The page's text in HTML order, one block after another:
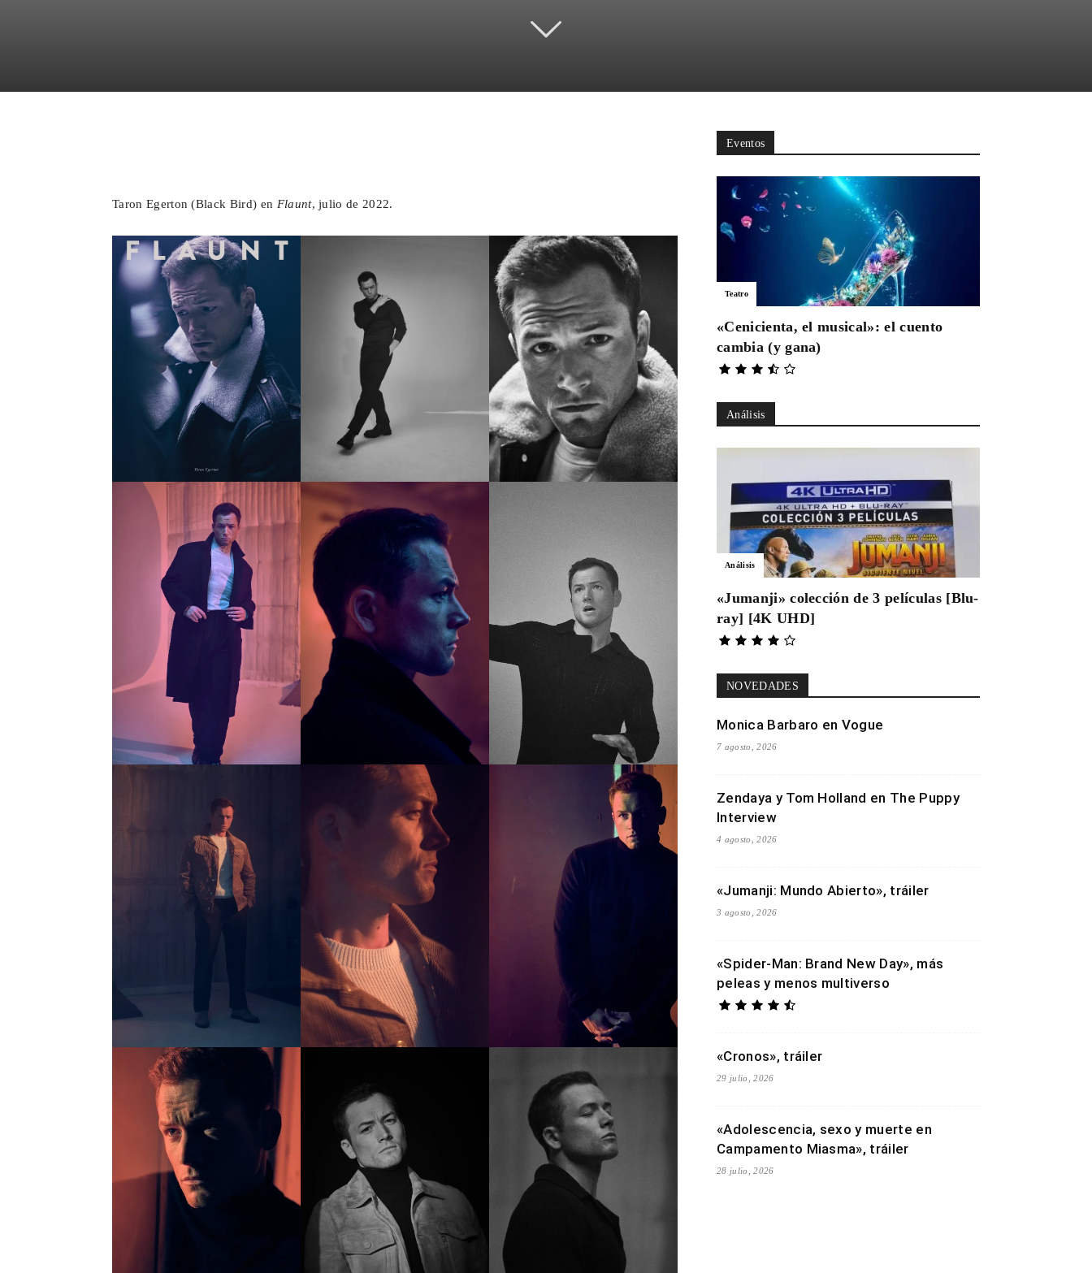
Taron Egerton (Black Bird) en Flaunt, julio de 2022.
Eventos
Teatro
«Cenicienta, el musical»: el cuento
cambia (y gana)
Análisis
Análisis
«Jumanji» colección de 3 películas [Blu-
ray] [4K UHD]
NOVEDADES
Monica Barbaro en Vogue
7 agosto, 2026
Zendaya y Tom Holland en The Puppy
Interview
4 agosto, 2026
«Jumanji: Mundo Abierto», tráiler
3 agosto, 2026
«Spider-Man: Brand New Day», más
peleas y menos multiverso
«Cronos», tráiler
29 julio, 2026
«Adolescencia, sexo y muerte en
Campamento Miasma», tráiler
28 julio, 2026